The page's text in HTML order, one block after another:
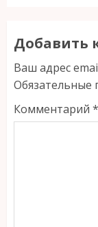
Добавить
Ваш адрес
Обязательные
Комментарий *